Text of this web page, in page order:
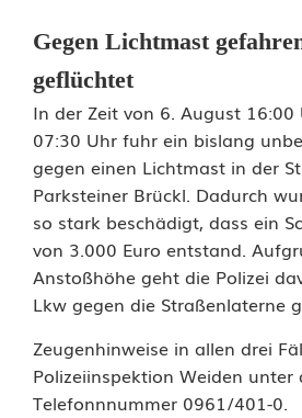
f
a
l
l
f
l
u
c
h
Gegen Lichtmast
geflüchtet
In der Zeit von 6. August
07:30 Uhr fuhr ein bislang
gegen einen Lichtmast in der
Parksteiner Brückl. Dadurch
so stark beschädigt, dass ein
von 3.000 Euro entstand.
Anstoßhöhe geht die Polizei
Lkw gegen die Straßenlaterne
Zeugenhinweise in allen drei
Polizeiinspektion Weiden unter
Telefonnnummer 0961/401-0.